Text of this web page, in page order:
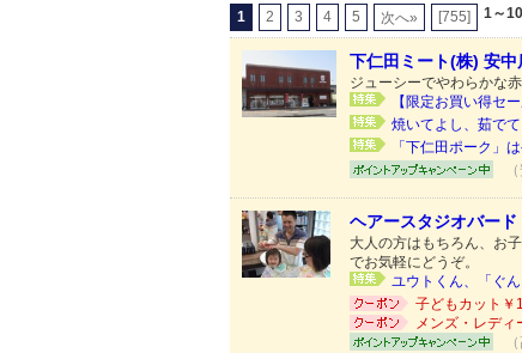
1 2 3 4 5 次へ» [755] 1～10
下仁田ミート(株) 安中
ジューシーでやわらかな
【限定お買い得セ
焼いてよし、茹で
「下仁田ポーク」
ヘアースタジオバード
大人の方はもちろん、お
でお気軽にどうぞ。
ユウトくん、「ぐ
子どもカット
メンズ・レデ